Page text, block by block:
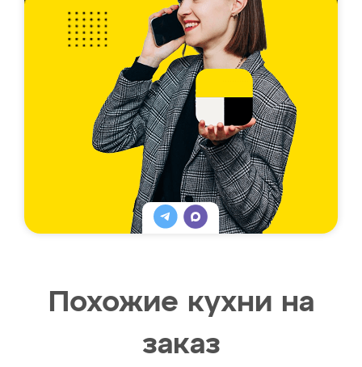
Похожие кухни на
заказ